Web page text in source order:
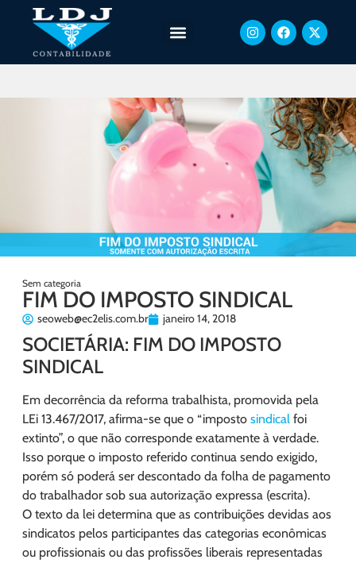
Sem categoria
FIM DO IMPOSTO SINDICAL
seoweb@ec2elis.com.br janeiro 14, 2018
SOCIETÁRIA: FIM DO IMPOSTO
SINDICAL
Em decorrência da reforma trabalhista, promovida pela
LEi 13.467/2017, afirma-se que o “imposto sindical foi
extinto”, o que não corresponde exatamente à verdade.
Isso porque o imposto referido continua sendo exigido,
porém só poderá ser descontado da folha de pagamento
do trabalhador sob sua autorização expressa (escrita).
O texto da lei determina que as contribuições devidas aos
sindicatos pelos participantes das categorias econômicas
ou profissionais ou das profissões liberais representadas